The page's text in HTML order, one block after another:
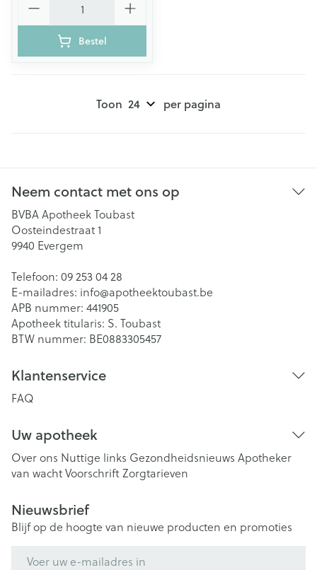
Bestel
Toon per pagina
Neem contact met ons op
BVBA Apotheek Toubast
Oosteindestraat 1
9940 Evergem
Telefoon: 09 253 04 28
E-mailadres: info@apotheektoubast.be
APB nummer: 441905
Apotheek titularis: S. Toubast
BTW nummer: BE0883305457
Klantenservice
FAQ
Uw apotheek
Over ons Nuttige links Gezondheidsnieuws Apotheker
van wachtVoorschriftZorgtarieven
Nieuwsbrief
Blijf op de hoogte van nieuwe producten en promoties